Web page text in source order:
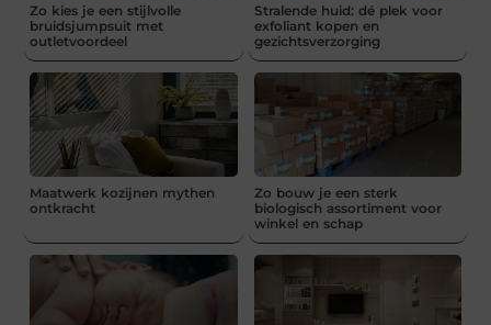
Zo kies je een stijlvolle
bruidsjumpsuit met
outletvoordeel
Stralende huid: dé plek voor
exfoliant kopen en
gezichtsverzorging
Maatwerk kozijnen mythen
ontkracht
Zo bouw je een sterk
biologisch assortiment voor
winkel en schap